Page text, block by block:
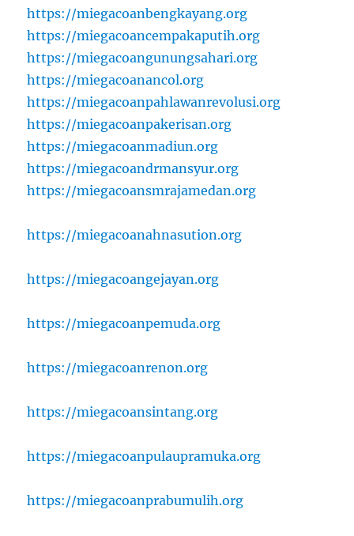
https://miegacoanbengkayang.org
https://miegacoancempakaputih.org
https://miegacoangunungsahari.org
https://miegacoanancol.org
https://miegacoanpahlawanrevolusi.org
https://miegacoanpakerisan.org
https://miegacoanmadiun.org
https://miegacoandrmansyur.org
https://miegacoansmrajamedan.org
https://miegacoanahnasution.org
https://miegacoangejayan.org
https://miegacoanpemuda.org
https://miegacoanrenon.org
https://miegacoansintang.org
https://miegacoanpulaupramuka.org
https://miegacoanprabumulih.org